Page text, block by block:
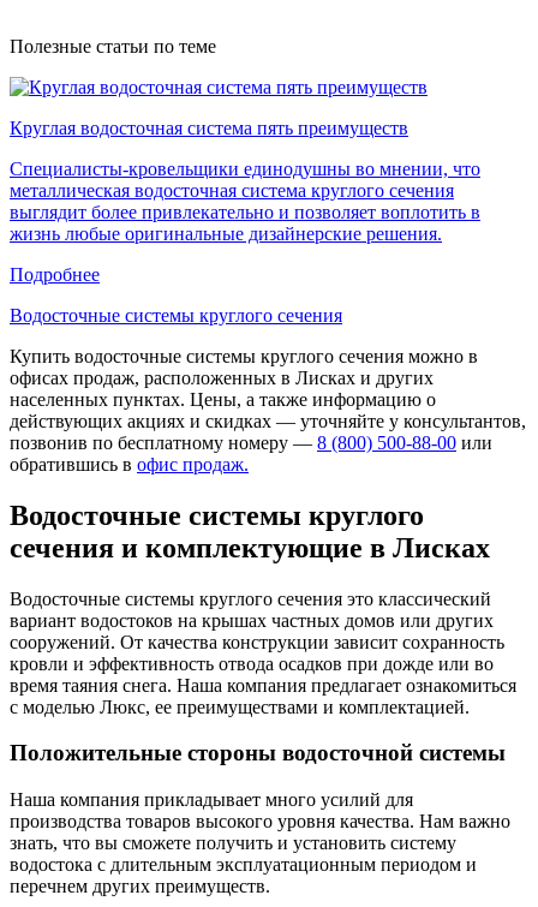
Полезные статьи по теме
Круглая водосточная система пять преимуществ
Специалисты-кровельщики единодушны во мнении, что
металлическая водосточная система круглого сечения
выглядит более привлекательно и позволяет воплотить в
жизнь любые оригинальные дизайнерские решения.
Подробнее
Водосточные системы круглого сечения
Купить водосточные системы круглого сечения можно в
офисах продаж, расположенных в Лисках и других
населенных пунктах. Цены, а также информацию о
действующих акциях и скидках — уточняйте у консультантов,
позвонив по бесплатному номеру — 8 (800) 500-88-00 или
обратившись в офис продаж.
Водосточные системы круглого
сечения и комплектующие в Лисках
Водосточные системы круглого сечения это классический
вариант водостоков на крышах частных домов или других
сооружений. От качества конструкции зависит сохранность
кровли и эффективность отвода осадков при дожде или во
время таяния снега. Наша компания предлагает ознакомиться
с моделью Люкс, ее преимуществами и комплектацией.
Положительные стороны водосточной системы
Наша компания прикладывает много усилий для
производства товаров высокого уровня качества. Нам важно
знать, что вы сможете получить и установить систему
водостока с длительным эксплуатационным периодом и
перечнем других преимуществ.